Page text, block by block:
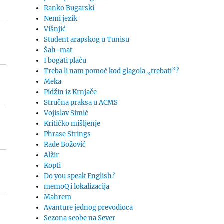
Ranko Bugarski
Nemi jezik
Višnjić
Student arapskog u Tunisu
Šah-mat
I bogati plaču
Treba li nam pomoć kod glagola „trebati”?
Meka
Pidžin iz Krnjače
Stručna praksa u ACMS
Vojislav Simić
Kritičko mišljenje
Phrase Strings
Rade Božović
Alžir
Kopti
Do you speak English?
memoQ i lokalizacija
Mahrem
Avanture jednog prevodioca
Sezona seobe na Sever